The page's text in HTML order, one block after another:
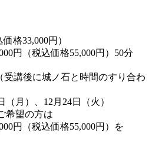
格33,000円）
円（税込価格55,000円）50分
講後に城ノ石と時間のすり合わ
（月）、12月24日（火）
希望の方は
円（税込価格55,000円）を